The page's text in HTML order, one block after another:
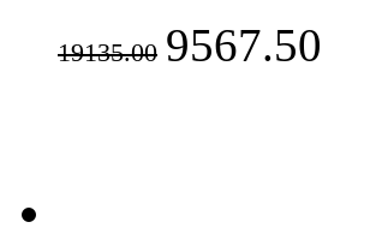
19135.00 9567.50